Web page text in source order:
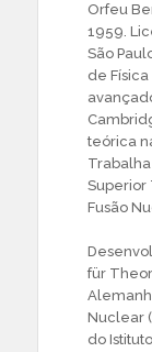
Orfeu
1959.
São
de
teórica
Superior
Fusão
für
Nuclear
do